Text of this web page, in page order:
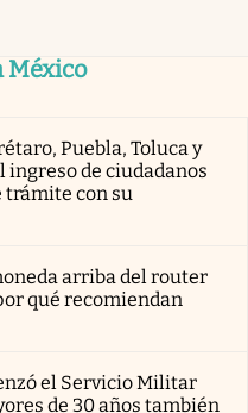
México
Puebla, Toluca y
ingreso de ciudadanos
trámite con su
arriba del router
qué recomiendan
el Servicio Militar
de 30 años también